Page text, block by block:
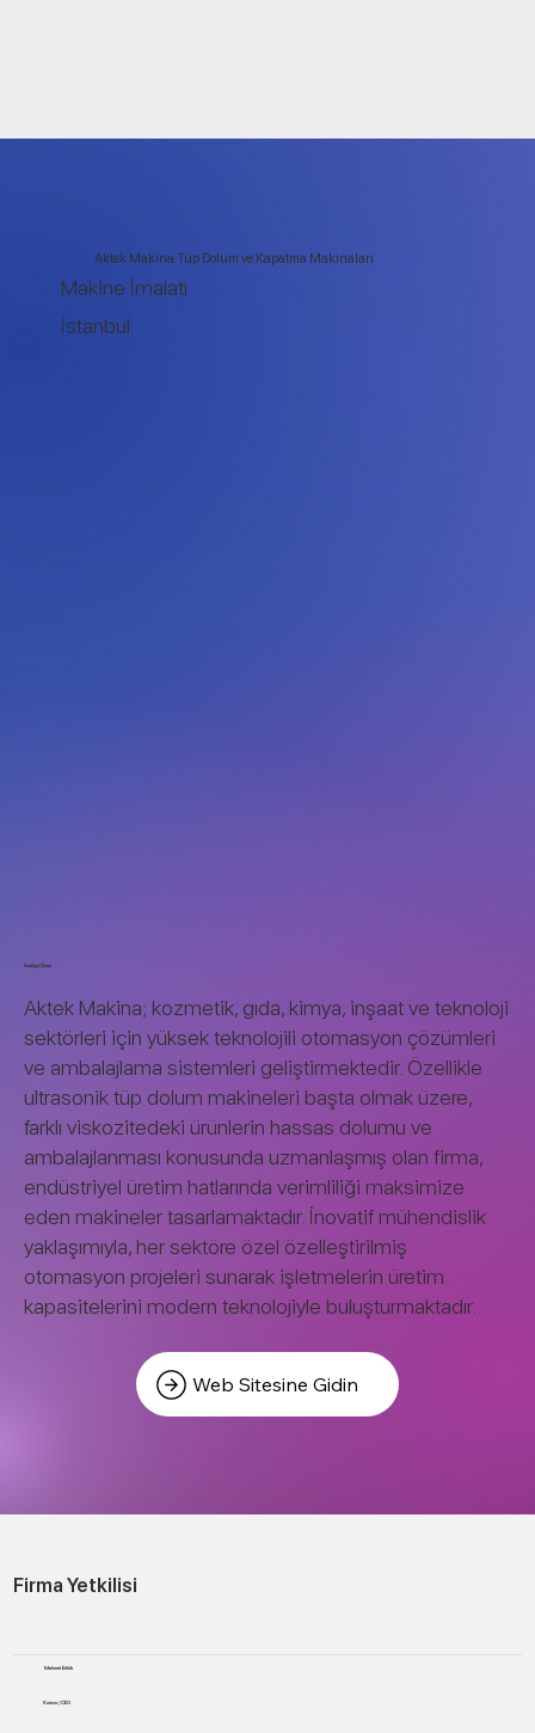
Aktek Makina Tüp Dolum ve Kapatma Makinaları
Makine İmalatı
İstanbul
Faaliyet Özeti
Aktek Makina; kozmetik, gıda, kimya, inşaat ve teknoloji
sektörleri için yüksek teknolojili otomasyon çözümleri
ve ambalajlama sistemleri geliştirmektedir. Özellikle
ultrasonik tüp dolum makineleri başta olmak üzere,
farklı viskozitedeki ürünlerin hassas dolumu ve
ambalajlanması konusunda uzmanlaşmış olan firma,
endüstriyel üretim hatlarında verimliliği maksimize
eden makineler tasarlamaktadır. İnovatif mühendislik
yaklaşımıyla, her sektöre özel özelleştirilmiş
otomasyon projeleri sunarak işletmelerin üretim
kapasitelerini modern teknolojiyle buluşturmaktadır.
Web Sitesine Gidin
Firma Yetkilisi
Mehmet Ertürk
Kurucu / CEO